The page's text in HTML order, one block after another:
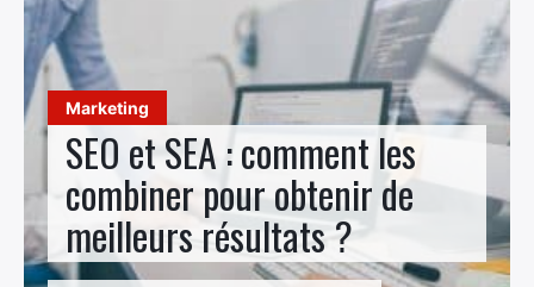
Marketing
SEO et SEA : comment les
combiner pour obtenir de
meilleurs résultats ?